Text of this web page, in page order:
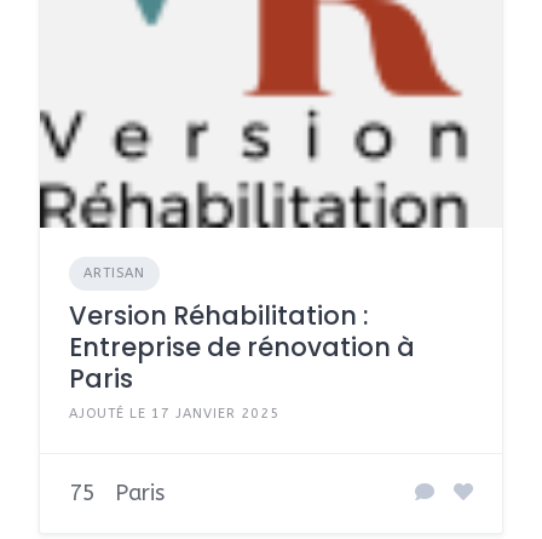
ARTISAN
Version Réhabilitation :
Entreprise de rénovation à
Paris
AJOUTÉ LE 17 JANVIER 2025
75 Paris